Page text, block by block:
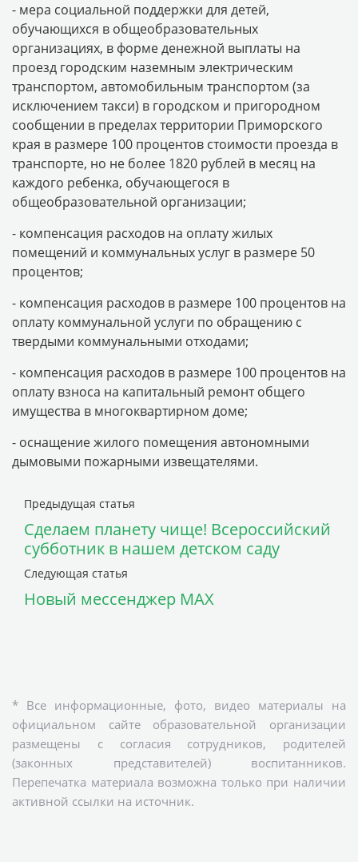
- мера социальной поддержки для детей,
обучающихся в общеобразовательных
организациях, в форме денежной выплаты на
проезд городским наземным электрическим
транспортом, автомобильным транспортом (за
исключением такси) в городском и пригородном
сообщении в пределах территории Приморского
края в размере 100 процентов стоимости проезда в
транспорте, но не более 1820 рублей в месяц на
каждого ребенка, обучающегося в
общеобразовательной организации;
- компенсация расходов на оплату жилых
помещений и коммунальных услуг в размере 50
процентов;
- компенсация расходов в размере 100 процентов на
оплату коммунальной услуги по обращению с
твердыми коммунальными отходами;
- компенсация расходов в размере 100 процентов на
оплату взноса на капитальный ремонт общего
имущества в многоквартирном доме;
- оснащение жилого помещения автономными
дымовыми пожарными извещателями.
Предыдущая статья
Сделаем планету чище! Всероссийский
субботник в нашем детском саду
Следующая статья
Новый мессенджер MAX
* Все информационные, фото, видео материалы на
официальном сайте образовательной организации
размещены с согласия сотрудников, родителей
(законных представителей) воспитанников.
Перепечатка материала возможна только при наличии
активной ссылки на источник.